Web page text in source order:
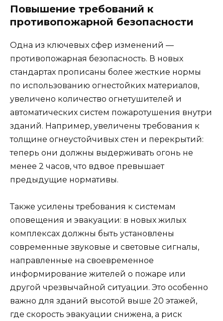
Повышение требований к
противопожарной безопасности
Одна из ключевых сфер изменений —
противопожарная безопасность. В новых
стандартах прописаны более жесткие нормы
по использованию огнестойких материалов,
увеличено количество огнетушителей и
автоматических систем пожаротушения внутри
зданий. Например, увеличены требования к
толщине огнеустойчивых стен и перекрытий:
теперь они должны выдерживать огонь не
менее 2 часов, что вдвое превышает
предыдущие нормативы.
Также усилены требования к системам
оповещения и эвакуации: в новых жилых
комплексах должны быть установлены
современные звуковые и световые сигналы,
направленные на своевременное
информирование жителей о пожаре или
другой чрезвычайной ситуации. Это особенно
важно для зданий высотой выше 20 этажей,
где скорость эвакуации снижена, а риск